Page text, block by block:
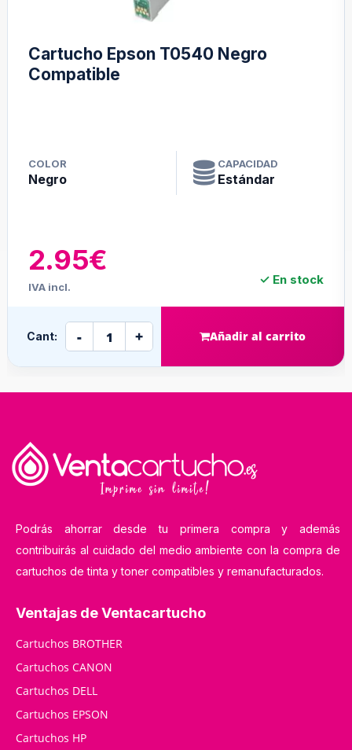
Cartucho Epson T0540 Negro
Compatible
COLOR
Negro
CAPACIDAD
Estándar
2.95€
IVA incl. ✓ En stock
Cant: - + Añadir al carrito
Podrás ahorrar desde tu primera compra y además
contribuirás al cuidado del medio ambiente con la compra de
cartuchos de tinta y toner compatibles y remanufacturados.
Ventajas de Ventacartucho
Cartuchos BROTHER
Cartuchos CANON
Cartuchos DELL
Cartuchos EPSON
Cartuchos HP